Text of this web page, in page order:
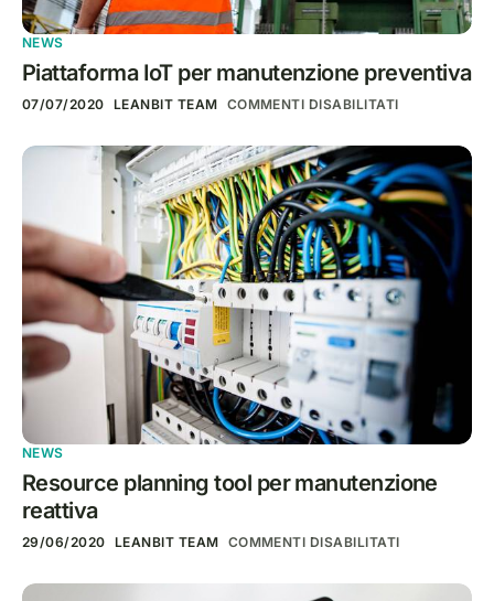
NEWS
Piattaforma IoT per manutenzione preventiva
07/07/2020 LEANBIT TEAM COMMENTI DISABILITATI
NEWS
Resource planning tool per manutenzione
reattiva
29/06/2020 LEANBIT TEAM COMMENTI DISABILITATI